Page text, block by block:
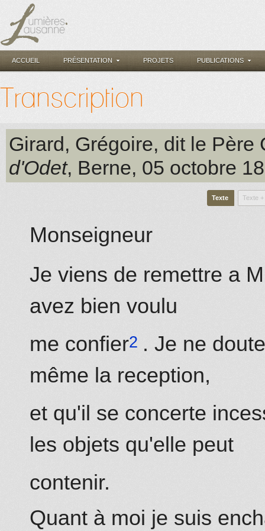
ACCUEIL PRÉSENTATION PROJETS PUBLICATIONS
Transcription
Girard, Grégoire, dit le Père
d'Odet, Berne, 05 octobre
Texte Texte
Monseigneur
Je viens de remettre a M
avez bien voulu
me confier
. Je ne
même la reception,
et qu'il se concerte
les objets qu'elle peut
contenir.
Quant à moi je suis